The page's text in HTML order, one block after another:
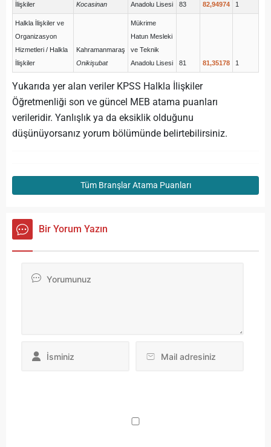
İlişkiler
Kocasinan
Anadolu Lisesi
83 82,94974 1
Halkla İlişkiler ve
Organizasyon
Hizmetleri / Halkla
İlişkiler
Kahramanmaraş
Onikişubat
Mükrime
Hatun Mesleki
ve Teknik
Anadolu Lisesi
81 81,35178 1
Yukarıda yer alan veriler KPSS Halkla İlişkiler
Öğretmenliği son ve güncel MEB atama puanları
verileridir. Yanlışlık ya da eksiklik olduğunu
düşünüyorsanız yorum bölümünde belirtebilirsiniz.
Tüm Branşlar Atama Puanları
Bir Yorum Yazın